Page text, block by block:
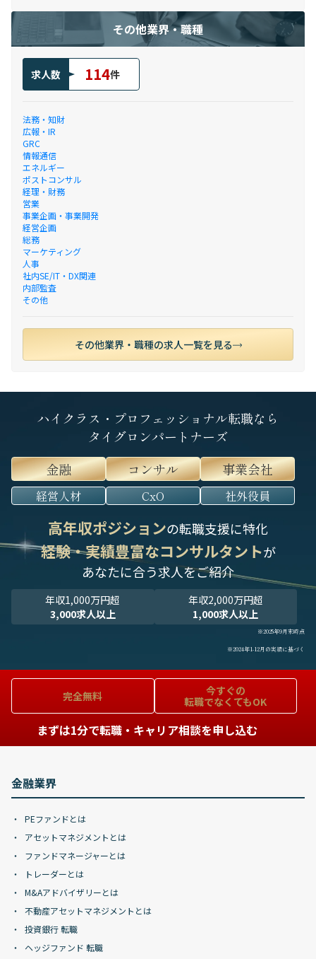
その他業界・職種
求人数 114件
法務・知財
広報・IR
GRC
情報通信
エネルギー
ポストコンサル
経理・財務
営業
事業企画・事業開発
経営企画
総務
マーケティング
人事
社内SE/IT・DX関連
内部監査
その他
その他業界・職種の求人一覧を見る
ハイクラス・プロフェッショナル転職なら
タイグロンパートナーズ
金融
コンサル 事業会社
経営人材 CxO 社外役員
高年収ポジションの転職支援に特化
経験・実績豊富なコンサルタントが
あなたに合う求人をご紹介
年収1,000万円超
3,000求人以上
年収2,000万円超
1,000求人以上
※2025年9月末時点
※2024年1-12月の実績に基づく
完全無料
今すぐの
転職でなくてもOK
まずは1分で転職・キャリア相談を申し込む
金融業界
PEファンドとは
アセットマネジメントとは
ファンドマネージャーとは
トレーダーとは
M&Aアドバイザリーとは
不動産アセットマネジメントとは
投資銀行 転職
ヘッジファンド 転職